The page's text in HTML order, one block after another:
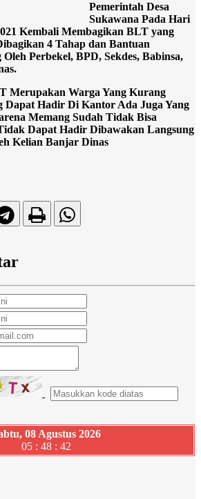
Pemerintah Desa
Sukawana Pada Hari
Kembali Membagikan BLT yang
4 Tahap dan Bantuan
Perbekel, BPD, Sekdes, Babinsa,
Merupakan Warga Yang Kurang
Dapat Hadir Di Kantor Ada Juga Yang
Memang Sudah Tidak Bisa
Dapat Hadir Dibawakan Langsung
Kelian Banjar Dinas
08 Agustus 2026
05 : 48 : 43